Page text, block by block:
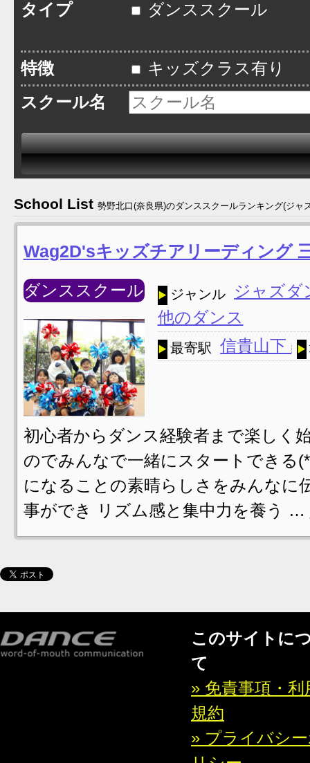
タイプ
ダンススクール
特徴
キッズクラス有り
スクール名
School List 勢野北口(奈良県)のダンススクールランキング(ジャ
Wag2D'sキッズチアリーディング
ダンススクール ジャンル
ジャズ
他のダンス
最寄駅 信貴山下
初心者からダンス経験者まで楽しく
のでみんなで一緒にスタートできる
になることの素晴らしさをみんなに
事ができ リズム感と集中力を養う …
このサイトに
て
» 免責事項・利
規約
» プライバシ